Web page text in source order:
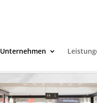
Unternehmen